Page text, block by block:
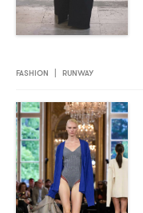
FASHION RUNWAY